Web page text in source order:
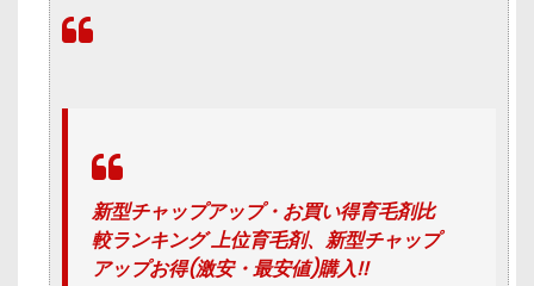
新型チャップアップ・お買い得育毛剤比
較ランキング 上位育毛剤、新型チャップ
アップお得(激安・最安値)購入!!